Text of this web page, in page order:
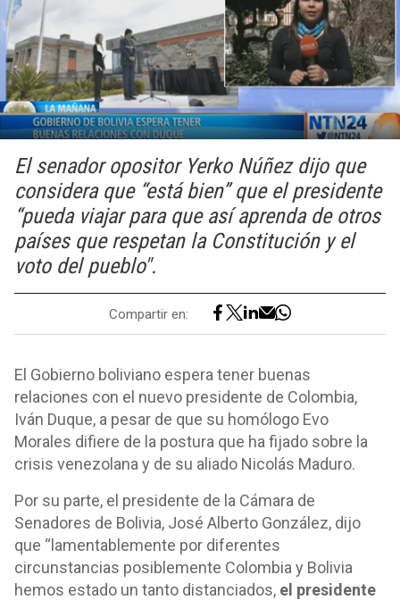
El senador opositor Yerko Núñez dijo que
considera que “está bien” que el presidente
“pueda viajar para que así aprenda de otros
países que respetan la Constitución y el
voto del pueblo".
Compartir en:
El Gobierno boliviano espera tener buenas
relaciones con el nuevo presidente de Colombia,
Iván Duque, a pesar de que su homólogo Evo
Morales difiere de la postura que ha fijado sobre la
crisis venezolana y de su aliado Nicolás Maduro.
Por su parte, el presidente de la Cámara de
Senadores de Bolivia, José Alberto González, dijo
que “lamentablemente por diferentes
circunstancias posiblemente Colombia y Bolivia
hemos estado un tanto distanciados, el presidente